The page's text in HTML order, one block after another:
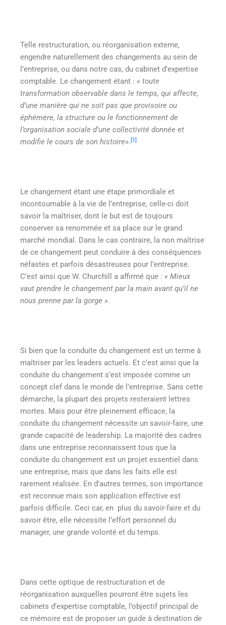
Telle restructuration, ou réorganisation externe,
engendre naturellement des changements au sein de
l’entreprise, ou dans notre cas, du cabinet d’expertise
comptable. Le changement étant : « toute
transformation observable dans le temps, qui affecte,
d’une manière qui ne soit pas que provisoire ou
éphémère, la structure ou le fonctionnement de
l’organisation sociale d’une collectivité donnée et
modifie le cours de son histoire».[1]
Le changement étant une étape primordiale et
incontournable à la vie de l’entreprise, celle-ci doit
savoir la maîtriser, dont le but est de toujours
conserver sa renommée et sa place sur le grand
marché mondial. Dans le cas contraire, la non maîtrise
de ce changement peut conduire à des conséquences
néfastes et parfois désastreuses pour l’entreprise.
C’est ainsi que W. Churchill a affirmé que : « Mieux
vaut prendre le changement par la main avant qu’il ne
nous prenne par la gorge ».
Si bien que la conduite du changement est un terme à
maîtriser par les leaders actuels. Et c’est ainsi que la
conduite du changement s’est imposée comme un
concept clef dans le monde de l’entreprise. Sans cette
démarche, la plupart des projets resteraient lettres
mortes. Mais pour être pleinement efficace, la
conduite du changement nécessite un savoir-faire, une
grande capacité de leadership. La majorité des cadres
dans une entreprise reconnaissent tous que la
conduite du changement est un projet essentiel dans
une entreprise, mais que dans les faits elle est
rarement réalisée. En d’autres termes, son importance
est reconnue mais son application effective est
parfois difficile. Ceci car, en plus du savoir-faire et du
savoir être, elle nécessite l’effort personnel du
manager, une grande volonté et du temps.
Dans cette optique de restructuration et de
réorganisation auxquelles pourront être sujets les
cabinets d’expertise comptable, l’objectif principal de
ce mémoire est de proposer un guide à destination de